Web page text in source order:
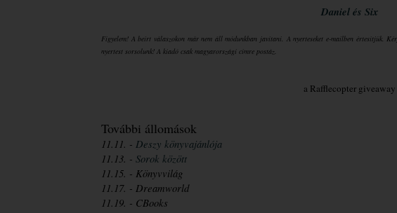
Daniel és Six
Figyelem! A beírt válaszokon már nem áll módunkban javítani. A nyerteseket e-mailben értesítjük.
nyertest sorsolunk! A kiadó csak magyarországi címre postáz.
a Rafflecopter giveaway
További állomások
11.11. - Deszy könyvajánlója
11.13. - Sorok között
11.15. - Könyvvilág
11.17. - Dreamworld
11.19. - CBooks